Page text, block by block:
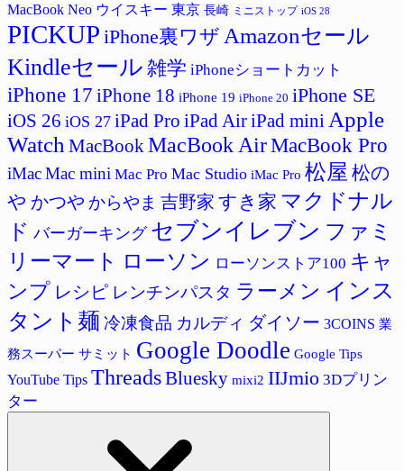
MacBook Neo ウイスキー 東京 長崎 ミニストップ iOS 28
PICKUP iPhone裏ワザ Amazonセール
Kindleセール 雑学 iPhoneショートカット
iPhone 17 iPhone 18 iPhone 19 iPhone 20 iPhone SE
iOS 26 iOS 27 iPad Pro iPad AiriPad mini Apple
Watch MacBookMacBook AirMacBook Pro
iMacMac mini Mac Pro Mac Studio iMac Pro 松屋 松の
や かつや からやま 吉野家 すき家 マクドナル
ド バーガーキング セブンイレブン ファミ
リーマート ローソン ローソンストア100 キャ
ンプ レシピ レンチンパスタ ラーメン インス
タント麺 冷凍食品 カルディ ダイソー 3COINS 業
務スーパー サミット Google Doodle Google Tips
YouTube Tips ThreadsBluesky mixi2 IIJmio 3Dプリン
ター